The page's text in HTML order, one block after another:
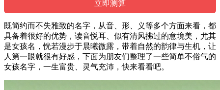
既简约而不失雅致的名字，从音、形、义等多个方面来看，都
具备着很好的优势，读音悦耳、似有清风拂过的意境美，尤其
是女孩名，恍若漫步于晨曦微露，带着自然的韵律与生机，让
人第一眼就很有好感，下面为朋友们整理了一些简单不俗气的
女孩名字，一生富贵、灵气充沛，快来看看吧。